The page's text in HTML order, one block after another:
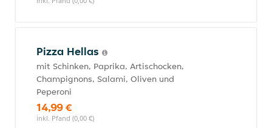
Pizza Hellas
mit Schinken, Paprika, Artischocken,
Champignons, Salami, Oliven und
Peperoni
14,99 €
inkl. Pfand (0,00 €)